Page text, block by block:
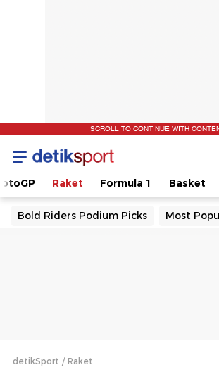
SCROLL TO CONTINUE WITH
Raket Formula 1 Basket
Bold Riders Podium Picks Most
detikSport Raket